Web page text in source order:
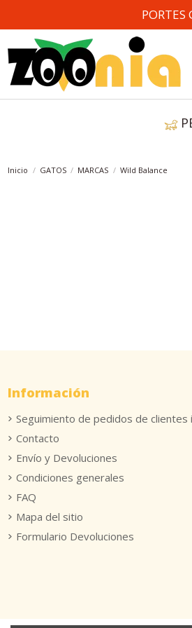
PORTES
Inicio GATOS MARCAS Wild Balance
Información
Seguimiento de pedidos de clientes
Contacto
Envío y Devoluciones
Condiciones generales
FAQ
Mapa del sitio
Formulario Devoluciones